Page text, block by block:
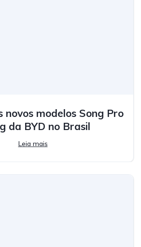
novos modelos Song Pro
da BYD no Brasil
Leia mais